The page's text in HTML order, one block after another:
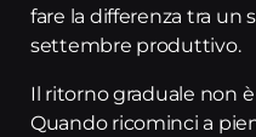
fare la differenza tra
settembre produttivo.
Il ritorno graduale non
Quando ricominci a